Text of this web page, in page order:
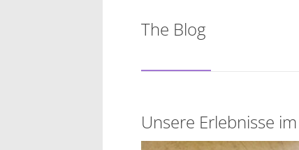
The Blog
Unsere Erlebnisse